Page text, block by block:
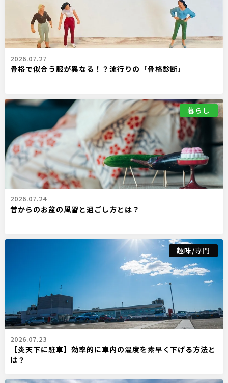
2026.07.27
骨格で似合う服が異なる！？流行りの「骨格診断」
暮らし
2026.07.24
昔からのお盆の風習と過ごし方とは？
趣味/専門
2026.07.23
【炎天下に駐車】効率的に車内の温度を素早く下げる方法と
は？